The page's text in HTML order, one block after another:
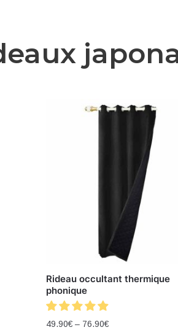
Rideau occultant thermique
phonique
49.90€ – 76.90€